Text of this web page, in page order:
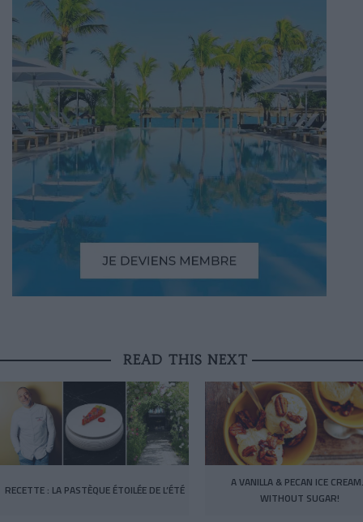
READ THIS NEXT
RECETTE : LA PASTÈQUE ÉTOILÉE DE L’ÉTÉ
A VANILLA & PECAN ICE
WITHOUT SUGAR!